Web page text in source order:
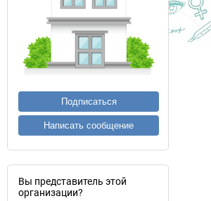
Подписаться
Написать сообщение
Вы представитель этой
организации?